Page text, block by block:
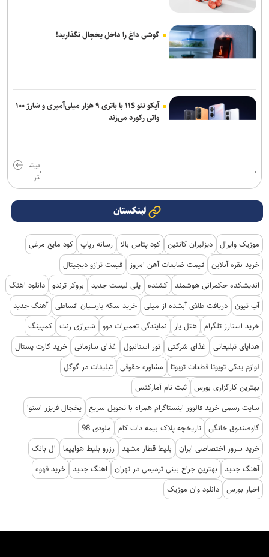
گوشی داغ را داخل یخچال نگذارید!
آیکو نئو ۱۱S با باتری ۹ هزار میلی‌آمپری و شارژ ۱۰۰
واتی رکورد می‌زند
بیش
تر
لینکستان
موزیک وایرال دیزلیران کانتین کود پتاس بالا رسانه رپاپ کود مایع مرغی
خرید نقره آنلاین قیمت ضایعات آهن امروز
قیمت ترازو دیجیتال
اندیشکده حکمرانی هوشمند کشنده پلی لیست جدید بروکر ترندو دانلود اهنگ
آپ تیون دریافت طلای آبشده از میلی خرید سکه پارسیان اقساطی آهنگ جدید
خرید استارز تلگرام هتل یار نمایندگی تعمیرات دوو شیرازی رنت کمپینگ
هدایای تبلیغاتی
غذای شرکتی تور استانبول غذای سازمانی خرید کارت پستال
لوازم یدکی تویوتا قطعات تویوتا
مشاوره حقوقی تبلیغات در گوگل
بهترین کارگزاری بورس ثبت نام آمارکتس
سایت رسمی خرید فالوور اینستاگرام همراه با تحویل سریع یخچال فریزر اسنوا
گاوصندوق خانگی تاریخچه پلاک بیمه دات کام
ملودی 98
خرید سرور اختصاصی ایران
بلیط قطار مشهد رزرو بلیط هواپیما
ال بانک
آهنگ جدید
بهترین جراح بینی ترمیمی در تهران اهنگ جدید خرید قهوه
اخبار بورس دانلود وان موزیک